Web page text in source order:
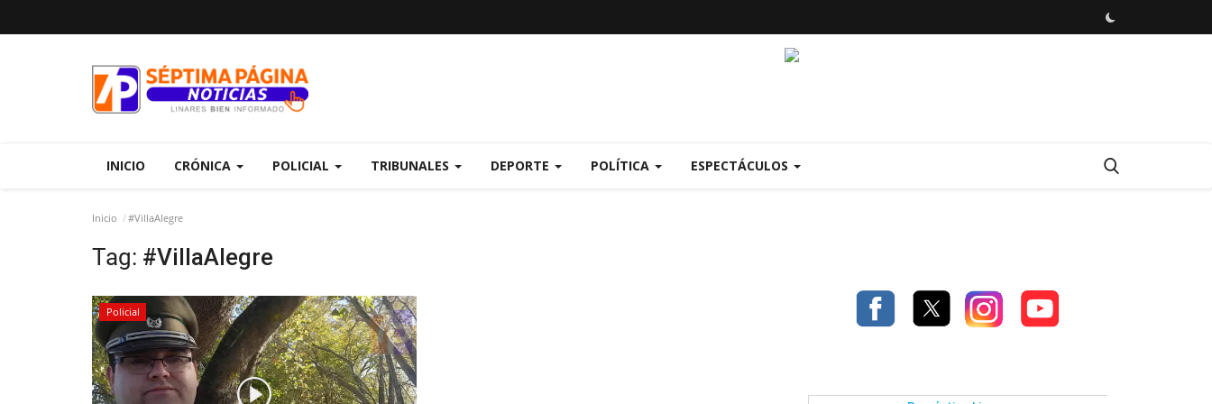
INICIO CRÓNICA POLICIAL TRIBUNALES DEPORTE POLÍTICA ESPECTÁCULOS
Inicio #VillaAlegre
Tag: #VillaAlegre
Policial